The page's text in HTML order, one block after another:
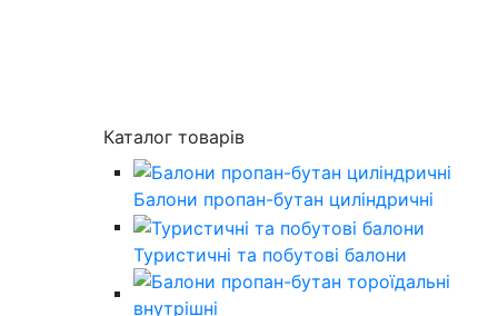
Каталог товарів
Балони пропан-бутан циліндричні
Туристичні та побутові балони